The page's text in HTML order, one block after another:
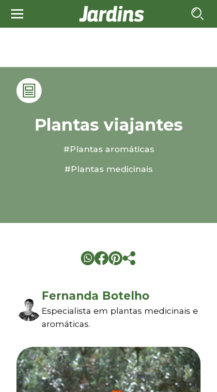
Plantas viajantes
#Plantas aromáticas
#Plantas medicinais
Fernanda Botelho
Especialista em plantas medicinais e
aromáticas.